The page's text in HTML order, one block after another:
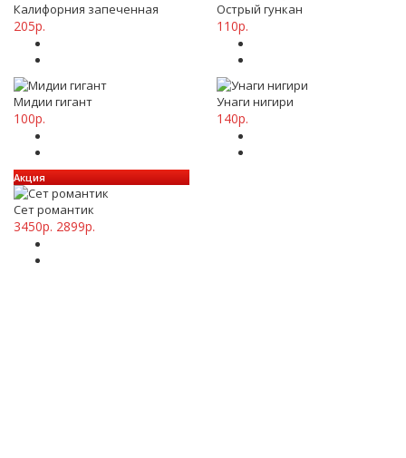
Калифорния запеченная
205р.
Острый гункан
110р.
Мидии гигант
100р.
Унаги нигири
140р.
Акция
Сет романтик
3450р. 2899р.